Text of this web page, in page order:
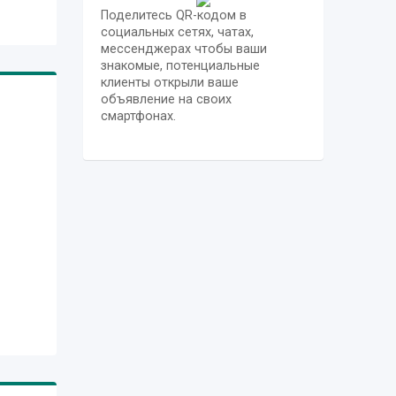
Поделитесь QR-кодом в
социальных сетях, чатах,
мессенджерах чтобы ваши
знакомые, потенциальные
клиенты открыли ваше
объявление на своих
смартфонах.